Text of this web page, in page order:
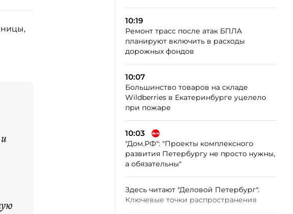
10:19
Ремонт трасс после атак БПЛА
планируют включить в расходы
дорожных фондов
10:07
Большинство товаров на складе
Wildberries в Екатеринбурге уцелело
при пожаре
10:03
"Дом.РФ": "Проекты комплексного
развития Петербургу не просто нужны,
а обязательны"
Здесь читают "Деловой Петербург".
Ключевые точки распространения